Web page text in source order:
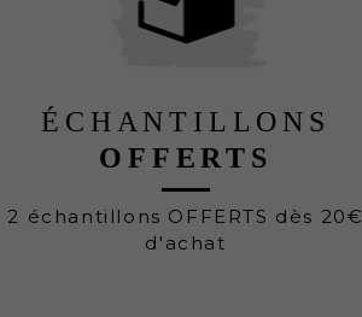
ÉCHANTILLONS
OFFERTS
2 échantillons OFFERTS dès 20€
d'achat